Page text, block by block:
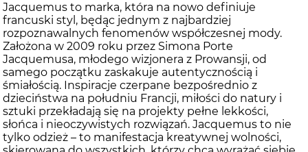
Jacquemus to marka, która na nowo definiuje
francuski styl, będąc jednym z najbardziej
rozpoznawalnych fenomenów współczesnej mody.
Założona w 2009 roku przez Simona Porte
Jacquemusa, młodego wizjonera z Prowansji, od
samego początku zaskakuje autentycznością i
śmiałością. Inspiracje czerpane bezpośrednio z
dzieciństwa na południu Francji, miłości do natury i
sztuki przekładają się na projekty pełne lekkości,
słońca i nieoczywistych rozwiązań. Jacquemus to nie
tylko odzież – to manifestacja kreatywnej wolności,